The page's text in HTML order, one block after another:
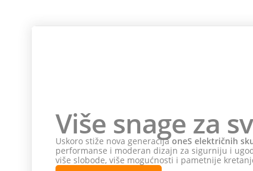
Više snage za
Uskoro stiže nova generacijaoneS električnih
performanse i moderan dizajn za sigurniju i
više slobode, više mogućnosti i pametnije